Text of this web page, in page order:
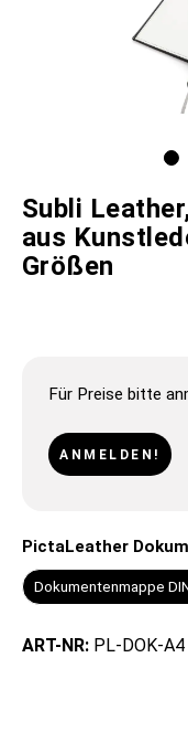
Subli
aus
Größen
Für Preise bitte
ANMELDEN!
PictaLeather
Dokumentenmappe
ART-NR: PL-DOK-A4